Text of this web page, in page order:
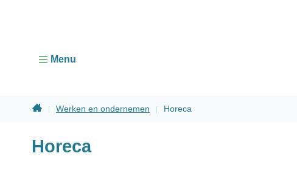
Menu
SluitenHomeWerken en ondernemen Horeca
Horeca